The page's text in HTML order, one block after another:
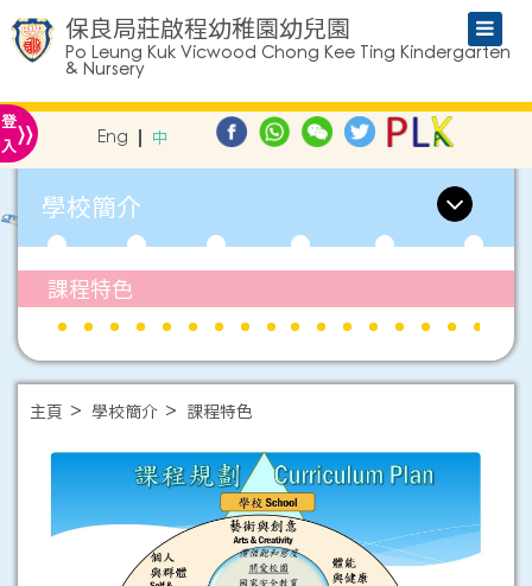
保良局莊啟程幼稚園幼兒園
Po Leung Kuk Vicwood Chong Kee Ting Kindergarten
& Nursery
登
入» Eng 中
學校簡介
課程特色
主頁 學校簡介 課程特色